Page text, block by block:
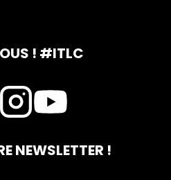
! #ITLC
NEWSLETTER !